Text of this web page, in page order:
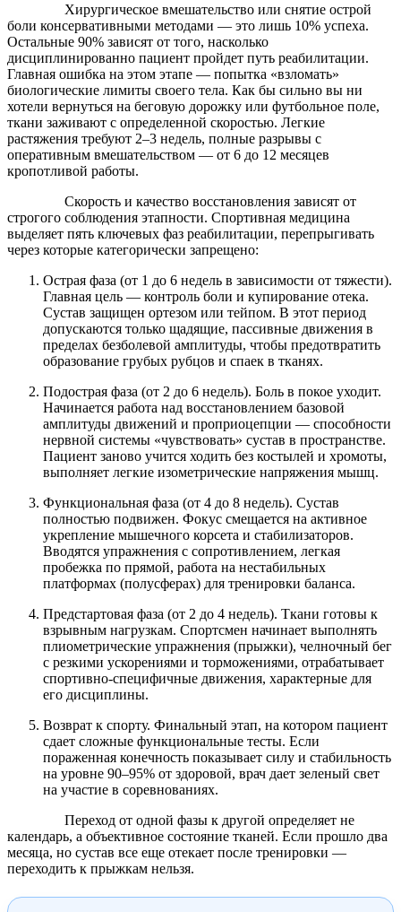
Хирургическое вмешательство или снятие острой
боли консервативными методами — это лишь 10% успеха.
Остальные 90% зависят от того, насколько
дисциплинированно пациент пройдет путь реабилитации.
Главная ошибка на этом этапе — попытка «взломать»
биологические лимиты своего тела. Как бы сильно вы ни
хотели вернуться на беговую дорожку или футбольное поле,
ткани заживают с определенной скоростью. Легкие
растяжения требуют 2–3 недель, полные разрывы с
оперативным вмешательством — от 6 до 12 месяцев
кропотливой работы.
Скорость и качество восстановления зависят от
строгого соблюдения этапности. Спортивная медицина
выделяет пять ключевых фаз реабилитации, перепрыгивать
через которые категорически запрещено:
Острая фаза (от 1 до 6 недель в зависимости от тяжести).
Главная цель — контроль боли и купирование отека.
Сустав защищен ортезом или тейпом. В этот период
допускаются только щадящие, пассивные движения в
пределах безболевой амплитуды, чтобы предотвратить
образование грубых рубцов и спаек в тканях.
Подострая фаза (от 2 до 6 недель). Боль в покое уходит.
Начинается работа над восстановлением базовой
амплитуды движений и проприоцепции — способности
нервной системы «чувствовать» сустав в пространстве.
Пациент заново учится ходить без костылей и хромоты,
выполняет легкие изометрические напряжения мышц.
Функциональная фаза (от 4 до 8 недель). Сустав
полностью подвижен. Фокус смещается на активное
укрепление мышечного корсета и стабилизаторов.
Вводятся упражнения с сопротивлением, легкая
пробежка по прямой, работа на нестабильных
платформах (полусферах) для тренировки баланса.
Предстартовая фаза (от 2 до 4 недель). Ткани готовы к
взрывным нагрузкам. Спортсмен начинает выполнять
плиометрические упражнения (прыжки), челночный бег
с резкими ускорениями и торможениями, отрабатывает
спортивно-специфичные движения, характерные для
его дисциплины.
Возврат к спорту. Финальный этап, на котором пациент
сдает сложные функциональные тесты. Если
пораженная конечность показывает силу и стабильность
на уровне 90–95% от здоровой, врач дает зеленый свет
на участие в соревнованиях.
Переход от одной фазы к другой определяет не
календарь, а объективное состояние тканей. Если прошло два
месяца, но сустав все еще отекает после тренировки —
переходить к прыжкам нельзя.